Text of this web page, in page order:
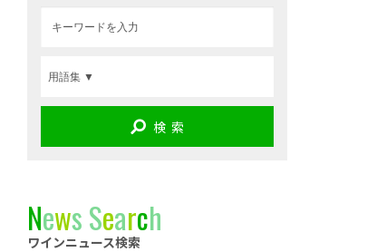
検 索
NewsSearch
ワインニュース検索